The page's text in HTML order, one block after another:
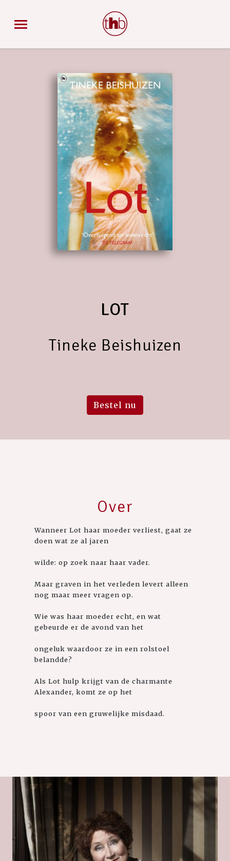
LOT
Tineke Beishuizen
Bestel nu
Over
Wanneer Lot haar moeder verliest, gaat ze
doen wat ze al jaren
wilde: op zoek naar haar vader.
Maar graven in het verleden levert alleen
nog maar meer vragen op.
Wie was haar moeder echt, en wat
gebeurde er de avond van het
ongeluk waardoor ze in een rolstoel
belandde?
Als Lot hulp krijgt van de charmante
Alexander, komt ze op het
spoor van een gruwelijke misdaad.